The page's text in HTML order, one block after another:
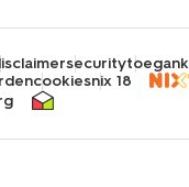
security
cookiesnix 18